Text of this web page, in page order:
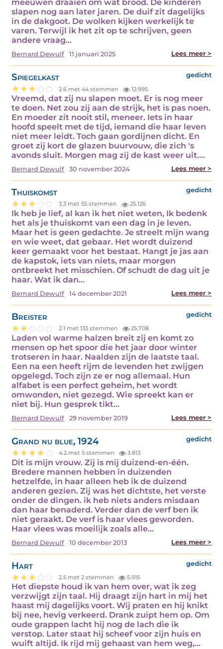
meeuwen draaien om wat brood. De kinderen
slapen nog aan later jaren. De duif zit dagelijks
in de dakgoot. De wolken kijken werkelijk te
varen. Terwijl ik het zit op te schrijven, geen
andere vraag…
Bernard Dewulf 11 januari 2025 Lees meer >
Spiegelkast gedicht
2.6 met 44 stemmen 12.995
Vreemd, dat zij nu slapen moet. Er is nog meer
te doen. Net zou zij aan de strijk, het is pas noen.
En moeder zit nooit stil, meneer. Iets in haar
hoofd speelt met de tijd, iemand die haar leven
niet meer leidt. Toch gaan gordijnen dicht. En
groet zij kort de glazen buurvouw, die zich 's
avonds sluit. Morgen mag zij de kast weer uit.…
Bernard Dewulf 30 november 2024 Lees meer >
Thuiskomst gedicht
3.3 met 55 stemmen 25.126
Ik heb je lief, al kan ik het niet weten, Ik bedenk
het als je thuiskomt van een dag in je leven.
Maar het is geen gedachte. Je streelt mijn wang
en wie weet, dat gebaar. Het wordt duizend
keer gemaakt voor het bestaat. Hangt je jas aan
de kapstok, iets van niets, maar morgen
ontbreekt het misschien. Of schudt de dag uit je
haar. Wat ik dan…
Bernard Dewulf 14 december 2021 Lees meer >
Breister gedicht
2.1 met 133 stemmen 25.708
Laden vol warme halzen breit zij en komt zo
mensen op het spoor die het jaar door winter
trotseren in haar. Naalden zijn de laatste taal.
Een na een heeft rijm de levenden het zwijgen
opgelegd. Toch zijn ze er nog allemaal. Hun
alfabet is een perfect geheim, het wordt
omwonden, niet gezegd. Wie spreekt kan er
niet bij. Hun gesprek tikt…
Bernard Dewulf 29 november 2019 Lees meer >
Grand nu blue, 1924 gedicht
4.2 met 5 stemmen 3.813
Dit is mijn vrouw. Zij is mij duizend-en-één.
Bredere mannen hebben in duizenden
hetzelfde, in haar alleen heb ik de duizend
anderen gezien. Zij was het dichtste, het verste
onder de dingen. ik heb niets anders misdaan
dan haar benaderd. Verder dan de verf ben ik
niet geraakt. De verf is haar vlees geworden.
Haar vlees was moeilijk zoals alle…
Bernard Dewulf 10 december 2013 Lees meer >
Hart gedicht
2.5 met 2 stemmen 5.915
Het diepste houd ik van hem over, wat ik zeg
verzwijgt zijn taal. Hij draagt zijn hart in mij het
haast mij dagelijks voort. Wij praten en hij knikt
bij nee, hevig verkeerd. Drank zuipt hem op. Om
oude grappen lacht hij nog de lach die ik
verstop. Later staat hij scheef voor zijn huis en
wuift altijd. Ik rijd mij gehaast van hem weg,…